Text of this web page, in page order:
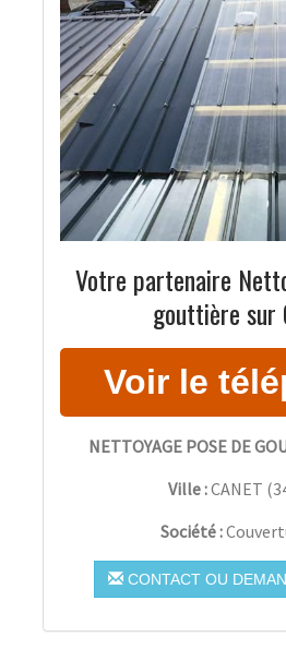
Votre partenaire
gouttière sur
NETTOYAGE POSE DE
Ville :CANET (
Société :
CONTACT OU